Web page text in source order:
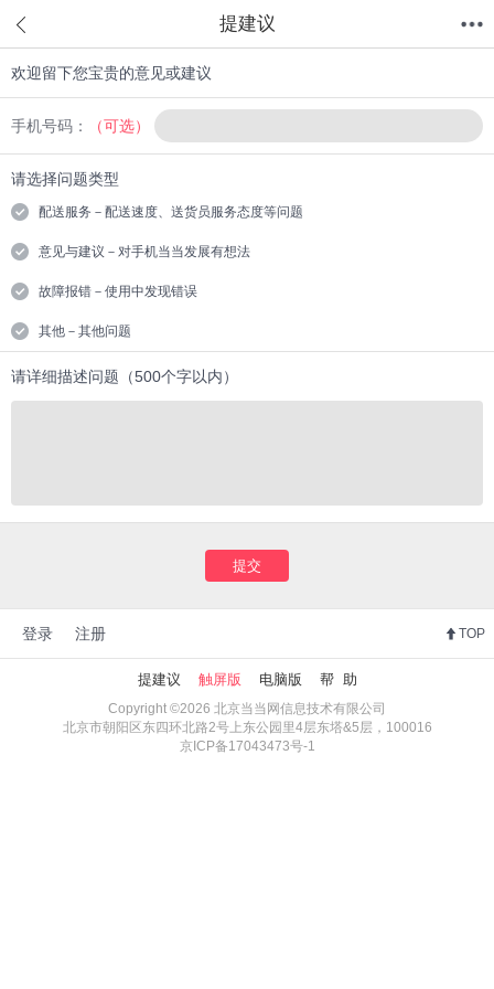
提建议
欢迎留下您宝贵的意见或建议
手机号码： （可选）
请选择问题类型
配送服务－配送速度、送货员服务态度等问题
意见与建议－对手机当当发展有想法
故障报错－使用中发现错误
其他－其他问题
请详细描述问题（500个字以内）
提交
登录 注册 TOP
提建议 触屏版 电脑版 帮 助
Copyright ©2026 北京当当网信息技术有限公司
北京市朝阳区东四环北路2号上东公园里4层东塔&5层，100016
京ICP备17043473号-1